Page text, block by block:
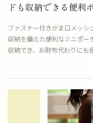
ドも収納できる便利
ファスナー付きがま口メッ
収納を備えた便利なミニポー
収納でき、お財布代わりにも